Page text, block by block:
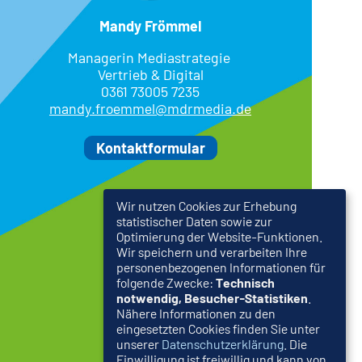
Mandy Frömmel
Managerin Mediastrategie
Vertrieb & Digital
0361 73005 7235
mandy.froemmel@mdrmedia.de
Kontaktformular
Wir nutzen Cookies zur Erhebung
statistischer Daten sowie zur
Optimierung der Website-Funktionen.
Wir speichern und verarbeiten Ihre
personenbezogenen Informationen für
folgende Zwecke: Technisch
notwendig, Besucher-Statistiken
Nähere Informationen zu den
eingesetzten Cookies finden Sie unter
unserer Datenschutzerklärung . Die